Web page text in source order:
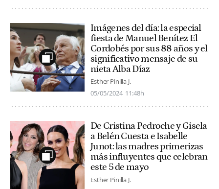
Imágenes del día: la especial
fiesta de Manuel Benítez El
Cordobés por sus 88 años y el
significativo mensaje de su
nieta Alba Díaz
Esther Pinilla J.
05/05/2024 11:48h
De Cristina Pedroche y Gisela
a Belén Cuesta e Isabelle
Junot: las madres primerizas
más influyentes que celebran
este 5 de mayo
Esther Pinilla J.